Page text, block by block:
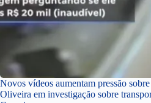
Novos vídeos aumentam pressão
Oliveira em investigação sobre